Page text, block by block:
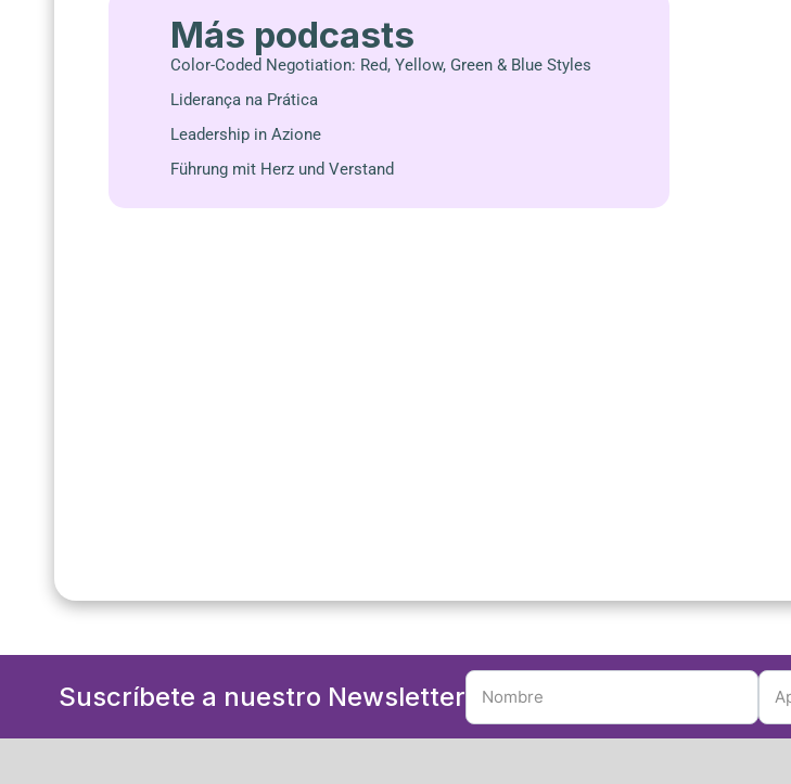
Más podcasts
Color-Coded Negotiation: Red, Yellow, Green & Blue Styles
Liderança na Prática
Leadership in Azione
Führung mit Herz und Verstand
Suscríbete a nuestro Newsletter